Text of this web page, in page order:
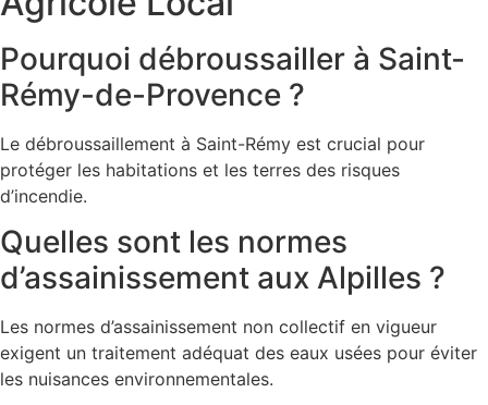
Pourquoi débroussailler à Saint-
Rémy-de-Provence ?
Le débroussaillement à Saint-Rémy est crucial pour
protéger les habitations et les terres des risques
d’incendie.
Quelles sont les normes
d’assainissement aux Alpilles ?
Les normes d’assainissement non collectif en vigueur
exigent un traitement adéquat des eaux usées pour éviter
les nuisances environnementales.